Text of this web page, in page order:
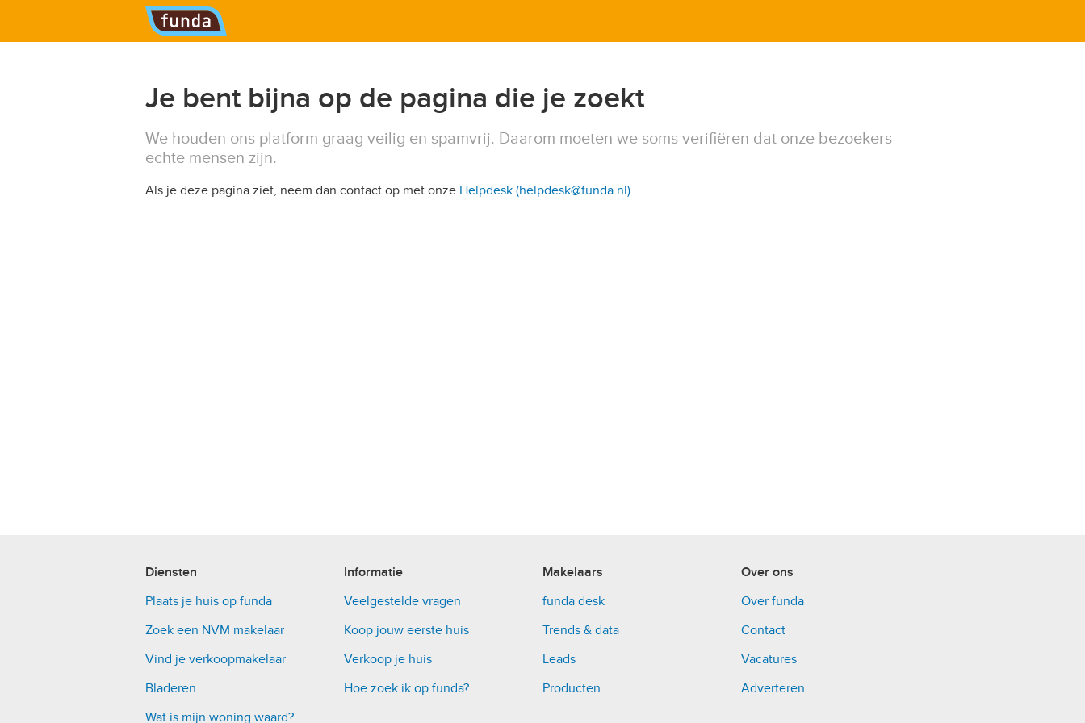
Hoofdmenu
Je bent bijna op de pagina die je zoekt
We houden ons platform graag veilig en spamvrij. Daarom moeten we soms verifiëren dat onze bezoekers
echte mensen zijn.
Als je deze pagina ziet, neem dan contact op met onze Helpdesk (helpdesk@funda.nl)
Diensten
Plaats je huis op funda
Zoek een NVM makelaar
Vind je verkoopmakelaar
Bladeren
Wat is mijn woning waard?
Informatie
Veelgestelde vragen
Koop jouw eerste huis
Verkoop je huis
Hoe zoek ik op funda?
Makelaars
funda desk
Trends & data
Leads
Producten
Over ons
Over funda
Contact
Vacatures
Adverteren